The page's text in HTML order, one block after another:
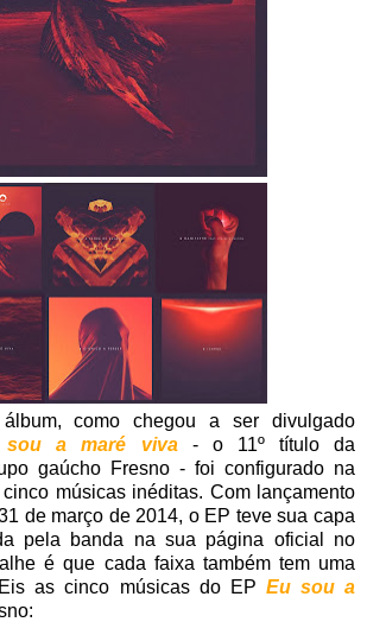
como chegou a ser divulgado
sou a maré viva
- o 11º título da
gaúcho Fresno - foi configurado na
músicas inéditas. Com lançamento
de março de 2014, o EP teve sua capa
pela banda na sua página oficial no
é que cada faixa também tem uma
as cinco músicas do EP Eu sou a